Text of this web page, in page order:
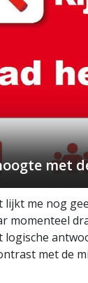
met
me nog
momenteel
met de